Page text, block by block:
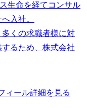
生命を経てコンサル
入社。
くの求職者様に対
るため、株式会社
ィール詳細を見る